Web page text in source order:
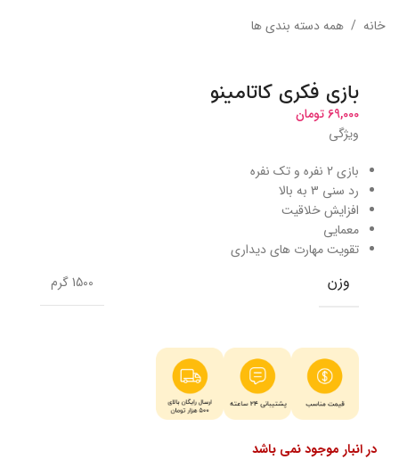
خانه / همه دسته بندی ها
بازی فکری کاتامینو
69,000تومان
ویژگی
بازی 2 نفره و تک نفره
رد سنی 3 به بالا
افزایش خلاقیت
معمایی
تقویت مهارت های دیداری
وزن 1500 گرم
در انبار موجود نمی باشد